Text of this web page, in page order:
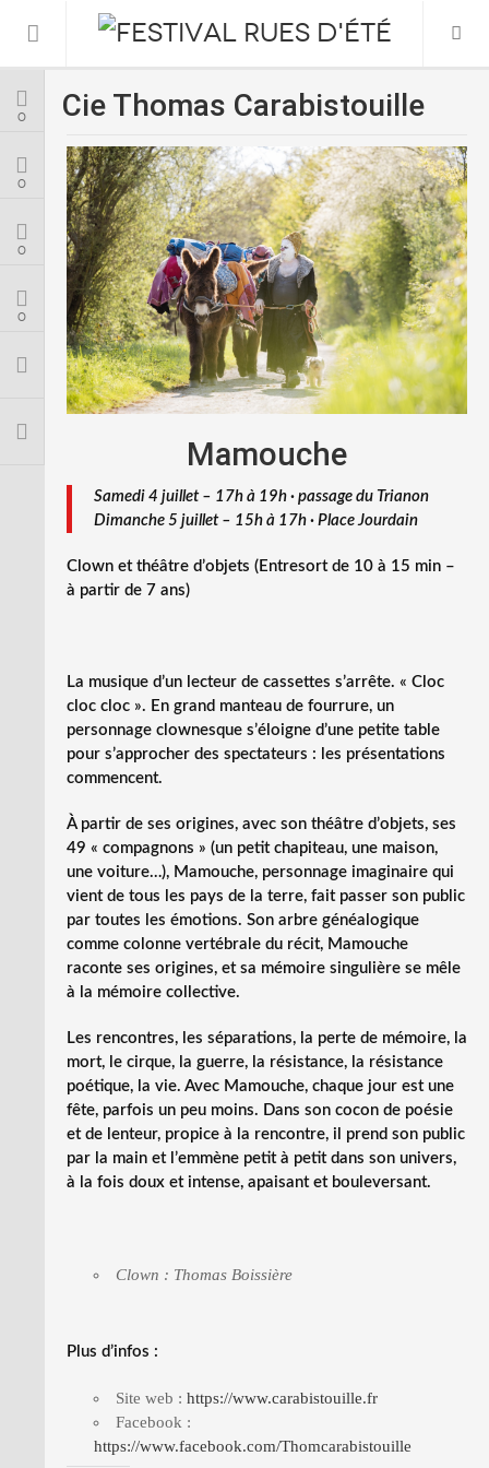
Informations Pratiques
L’association
Le Festival
FESTIVAL 2026
0
0
0
0
Cie Thomas Carabistouille
Mamouche
Samedi 4 juillet – 17h à 19h · passage du Trianon
Dimanche 5 juillet – 15h à 17h · Place Jourdain
Clown et théâtre d’objets (Entresort de 10 à 15 min –
à partir de 7 ans)
La musique d’un lecteur de cassettes s’arrête. « Cloc
cloc cloc ». En grand manteau de fourrure, un
personnage clownesque s’éloigne d’une petite table
pour s’approcher des spectateurs : les présentations
commencent.
À partir de ses origines, avec son théâtre d’objets, ses
49 « compagnons » (un petit chapiteau, une maison,
une voiture…), Mamouche, personnage imaginaire qui
vient de tous les pays de la terre, fait passer son public
par toutes les émotions. Son arbre généalogique
comme colonne vertébrale du récit, Mamouche
raconte ses origines, et sa mémoire singulière se mêle
à la mémoire collective.
Les rencontres, les séparations, la perte de mémoire, la
mort, le cirque, la guerre, la résistance, la résistance
poétique, la vie. Avec Mamouche, chaque jour est une
fête, parfois un peu moins. Dans son cocon de poésie
et de lenteur, propice à la rencontre, il prend son public
par la main et l’emmène petit à petit dans son univers,
à la fois doux et intense, apaisant et bouleversant.
Clown : Thomas Boissière
Plus d’infos :
Site web : https://www.carabistouille.fr
Facebook :
https://www.facebook.com/Thomcarabistouille